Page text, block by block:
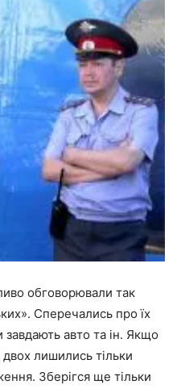
обговорювали так
Сперечались про їх
завдають авто та ін. Якщо
лишились тільки
Зберігся ще тільки